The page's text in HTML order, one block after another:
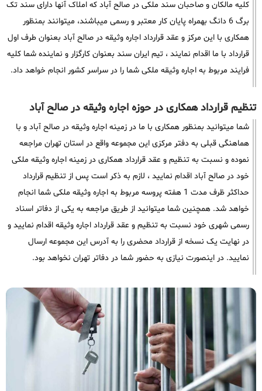
کلیه مالکان و صاحبان سند ملکی در صالح آباد که املاک آنها دارای سند تک
برگ 6 دانگ بهمراه پایان کار معتبر و رسمی میباشند، میتوانند بمنظور
همکاری با این مرکز و عقد قرارداد اجاره وثیقه در صالح آباد بعنوان طرف اول
قرارداد با ما اقدام نمایند ، تیم ایران سند بعنوان کارگزار و نماینده شما کلیه
فرایند مربوط به اجاره وثیقه ملکی شما را در سراسر کشور انجام خواهد داد.
تنظیم قرارداد همکاری در حوزه اجاره وثیقه در صالح آباد
شما میتوانید بمنظور همکاری با ما در زمینه اجاره وثیقه در صالح آباد و با
هماهنگی قبلی به دفتر مرکزی این مجموعه واقع در استان تهران مراجعه
نموده و نسبت به تنظیم و عقد قرارداد همکاری در زمینه اجاره وثیقه ملکی
خود در صالح آباد اقدام نمایید ، لازم به ذکر است پس از تنظیم قرارداد
حداکثر ظرف مدت 1 هفته پروسه مربوط به اجاره وثیقه ملکی شما انجام
خواهد شد. همچنین شما میتوانید از طریق مراجعه به یکی از دفاتر اسناد
رسمی شهری خود نسبت به تنظیم و عقد قرارداد اجاره وثیقه اقدام نمایید و
در نهایت یک نسخه از قرارداد محضری را به آدرس این مجموعه ارسال
نمایید. در اینصورت نیازی به حضور شما در دفاتر تهران نخواهد بود.